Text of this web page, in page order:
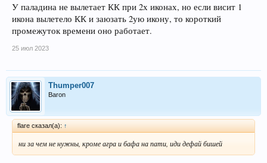
У паладина не вылетает КК при 2х иконах, но если висит 1
икона вылетело КК и заюзать 2ую икону, то короткий
промежуток времени оно работает.
25 июл 2023
Thumper007
Baron
flare сказал(а): ↑
ни за чем не нужны, кроме агра и бафа на пати, иди дефай бишей